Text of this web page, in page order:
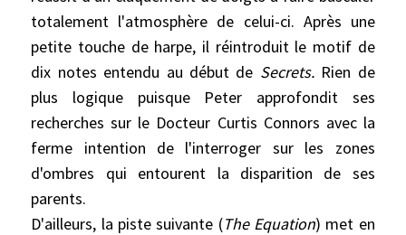
totalement l'atmosphère de celui-ci. Après une
petite touche de harpe, il réintroduit le motif de
dix notes entendu au début de Secrets. Rien de
plus logique puisque Peter approfondit ses
recherches sur le Docteur Curtis Connors avec la
ferme intention de l'interroger sur les zones
d'ombres qui entourent la disparition de ses
parents.
D'ailleurs, la piste suivante (The Equation) met en